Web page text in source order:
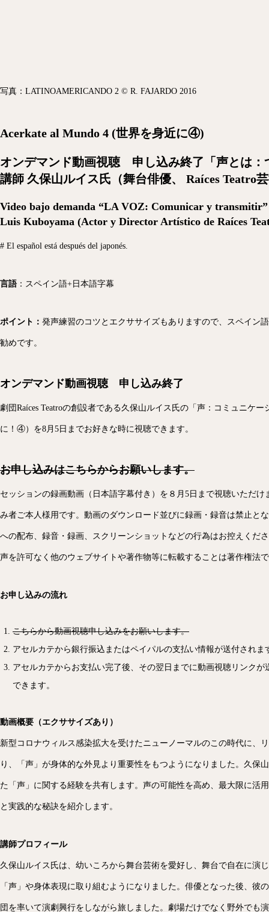
写真：LATINOAMERICANDO 2 © R. FAJARDO 2016
Acerkate al Mundo 4 (世界を身近に④)
オンデマンド動画視聴 申し込み終了「 声とは：
講師 久保山ルイス氏（舞台俳優、 Raíces Teatro
Video bajo demanda “LA VOZ: Comunicar y transmitir”
Luis Kuboyama (Actor y Director Artístico de Raíces
# El español está después del japonés.
言語 ：スペイン語+日本語字幕
ポイント： 発声練習のコツとエクササイズもありますので、スペイン
勧めです。
オンデマンド動画視聴 申し込み終了
劇団Raíces Teatroの創設者である久保山ルイス氏の「声：コミュニケ
に！④）を8月5日までお好きな時に視聴できます。
お申し込みはこちらからお願いします。
セッションの録画動画（日本語字幕付き）を８月5日まで視聴いただ
み者ご本人様用です。動画のダウンロード並びに録画・録音は禁止と
への配布、録音・録画、スクリーンショットなどの行為はお控えくだ
声を許可なく他のウェブサイトや著作物等に転載することは著作権法
お申し込みの流れ
こちらから動画視聴申し込みをお願いします。
アセルカテから銀行振込またはペイパルの支払い情報が送付されま
アセルカテからお支払い完了後、その翌日までに動画視聴リンクが
できます。
動画概要（エクササイズあり）
新型コロナウィルス感染拡大を受けたニューノーマルのこの時代に、
り、「声」が身体的な外見より重要性をもつようになりました。久保
た「声」に関する経験を共有します。声の可能性を高め、最大限に活
と実践的な秘訣を紹介します。
講師プロフィール
久保山ルイス氏は、幼いころから舞台芸術を愛好し、舞台で自在に演
「声」や身体表現に取り組むようになりました。俳優となった後、彼
団を率いて演劇興行をしながら旅しました。劇場だけでなく野外でも